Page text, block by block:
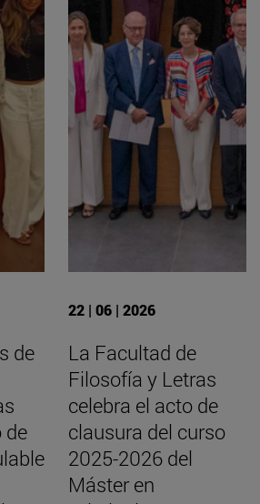
de
de
22 | 06 | 2026
La Facultad de
Filosofía y Letras
celebra el acto de
clausura del curso
2025-2026 del
Máster en